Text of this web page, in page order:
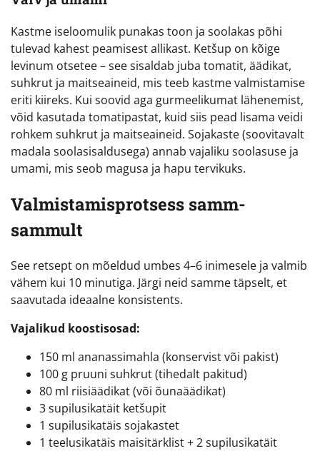
Kastme iseloomulik punakas toon ja soolakas põhi
tulevad kahest peamisest allikast. Ketšup on kõige
levinum otsetee – see sisaldab juba tomatit, äädikat,
suhkrut ja maitseaineid, mis teeb kastme valmistamise
eriti kiireks. Kui soovid aga gurmeelikumat lähenemist,
võid kasutada tomatipastat, kuid siis pead lisama veidi
rohkem suhkrut ja maitseaineid. Sojakaste (soovitavalt
madala soolasisaldusega) annab vajaliku soolasuse ja
umami, mis seob magusa ja hapu tervikuks.
Valmistamisprotsess samm-
sammult
See retsept on mõeldud umbes 4–6 inimesele ja valmib
vähem kui 10 minutiga. Järgi neid samme täpselt, et
saavutada ideaalne konsistents.
Vajalikud koostisosad:
150 ml ananassimahla (konservist või pakist)
100 g pruuni suhkrut (tihedalt pakitud)
80 ml riisiäädikat (või õunaäädikat)
3 supilusikatäit ketšupit
1 supilusikatäis sojakastet
1 teelusikatäis maisitärklist + 2 supilusikatäit